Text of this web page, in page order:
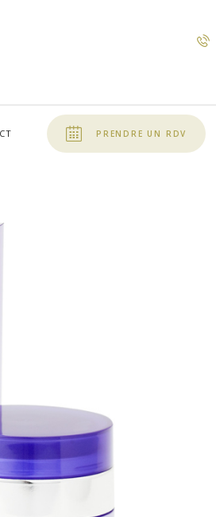
PRENDRE UN RDV